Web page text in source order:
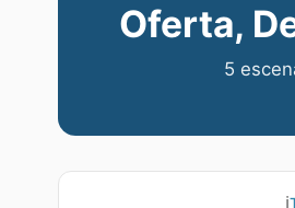
Oferta,
5
ℹ️